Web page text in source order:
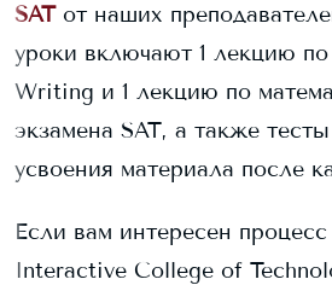
SAT от наших
уроки включают 1 лекцию
Writing и 1 лекцию по
экзамена SAT, а также
усвоения материала после
Если вам интересен
Interactive College of